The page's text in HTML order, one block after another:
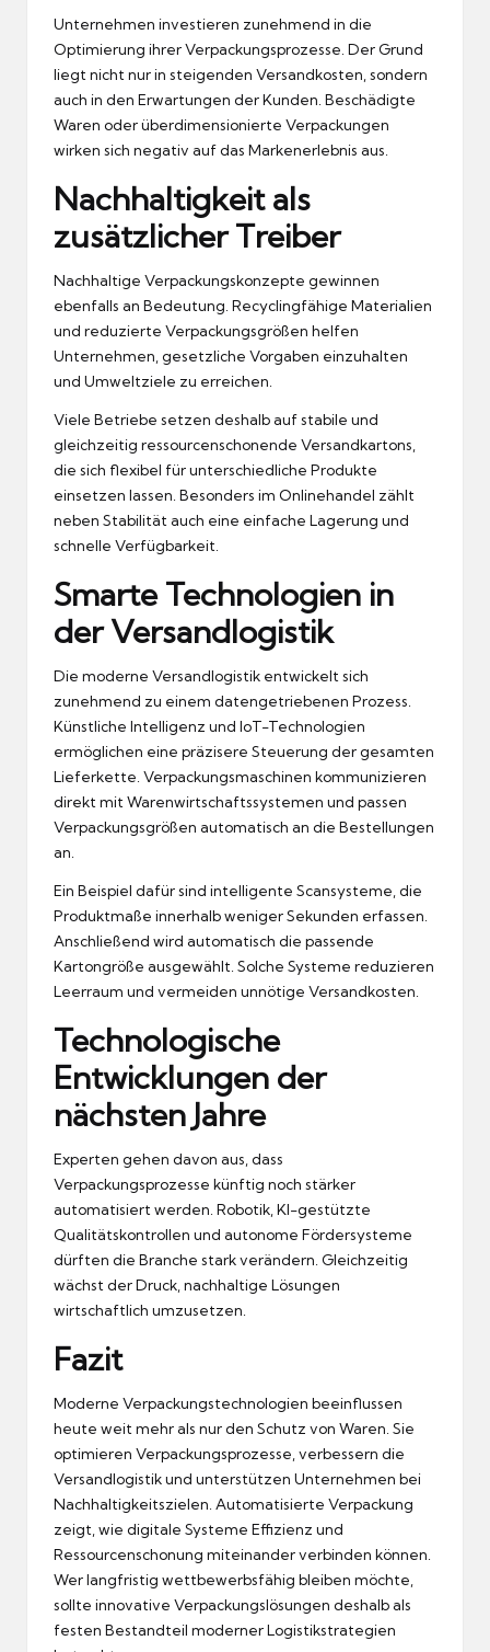
Unternehmen investieren zunehmend in die
Optimierung ihrer Verpackungsprozesse. Der Grund
liegt nicht nur in steigenden Versandkosten, sondern
auch in den Erwartungen der Kunden. Beschädigte
Waren oder überdimensionierte Verpackungen
wirken sich negativ auf das Markenerlebnis aus.
Nachhaltigkeit als
zusätzlicher Treiber
Nachhaltige Verpackungskonzepte gewinnen
ebenfalls an Bedeutung. Recyclingfähige Materialien
und reduzierte Verpackungsgrößen helfen
Unternehmen, gesetzliche Vorgaben einzuhalten
und Umweltziele zu erreichen.
Viele Betriebe setzen deshalb auf stabile und
gleichzeitig ressourcenschonende Versandkartons
die sich flexibel für unterschiedliche Produkte
einsetzen lassen. Besonders im Onlinehandel zählt
neben Stabilität auch eine einfache Lagerung und
schnelle Verfügbarkeit.
Smarte Technologien in
der Versandlogistik
Die moderne Versandlogistik entwickelt sich
zunehmend zu einem datengetriebenen Prozess.
Künstliche Intelligenz und IoT-Technologien
ermöglichen eine präzisere Steuerung der gesamten
Lieferkette. Verpackungsmaschinen kommunizieren
direkt mit Warenwirtschaftssystemen und passen
Verpackungsgrößen automatisch an die Bestellungen
an.
Ein Beispiel dafür sind intelligente Scansysteme, die
Produktmaße innerhalb weniger Sekunden erfassen.
Anschließend wird automatisch die passende
Kartongröße ausgewählt. Solche Systeme reduzieren
Leerraum und vermeiden unnötige Versandkosten.
Technologische
Entwicklungen der
nächsten Jahre
Experten gehen davon aus, dass
Verpackungsprozesse künftig noch stärker
automatisiert werden. Robotik, KI-gestützte
Qualitätskontrollen und autonome Fördersysteme
dürften die Branche stark verändern. Gleichzeitig
wächst der Druck, nachhaltige Lösungen
wirtschaftlich umzusetzen.
Fazit
Moderne Verpackungstechnologien beeinflussen
heute weit mehr als nur den Schutz von Waren. Sie
optimieren Verpackungsprozesse, verbessern die
Versandlogistik und unterstützen Unternehmen bei
Nachhaltigkeitszielen. Automatisierte Verpackung
zeigt, wie digitale Systeme Effizienz und
Ressourcenschonung miteinander verbinden können.
Wer langfristig wettbewerbsfähig bleiben möchte,
sollte innovative Verpackungslösungen deshalb als
festen Bestandteil moderner Logistikstrategien